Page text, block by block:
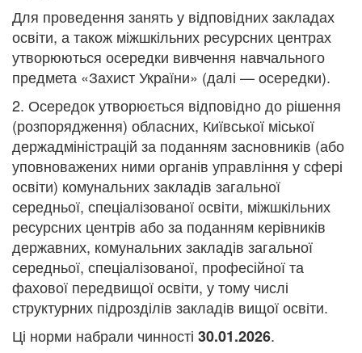
Для проведення занять у відповідних закладах
освіти, а також міжшкільних ресурсних центрах
утворюються осередки вивчення навчального
предмета «Захист України» (далі — осередки).
2. Осередок утворюється відповідно до рішення
(розпорядження) обласних, Київської міської
держадміністрацій за поданням засновників (або
уповноважених ними органів управління у сфері
освіти) комунальних закладів загальної
середньої, спеціалізованої освіти, міжшкільних
ресурсних центрів або за поданням керівників
державних, комунальних закладів загальної
середньої, спеціалізованої, професійної та
фахової передвищої освіти, у тому числі
структурних підрозділів закладів вищої освіти.
Ці норми набрали чинності 30.01.2026.